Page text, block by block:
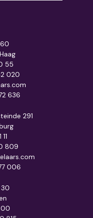
55
020
636
291
809
006
00